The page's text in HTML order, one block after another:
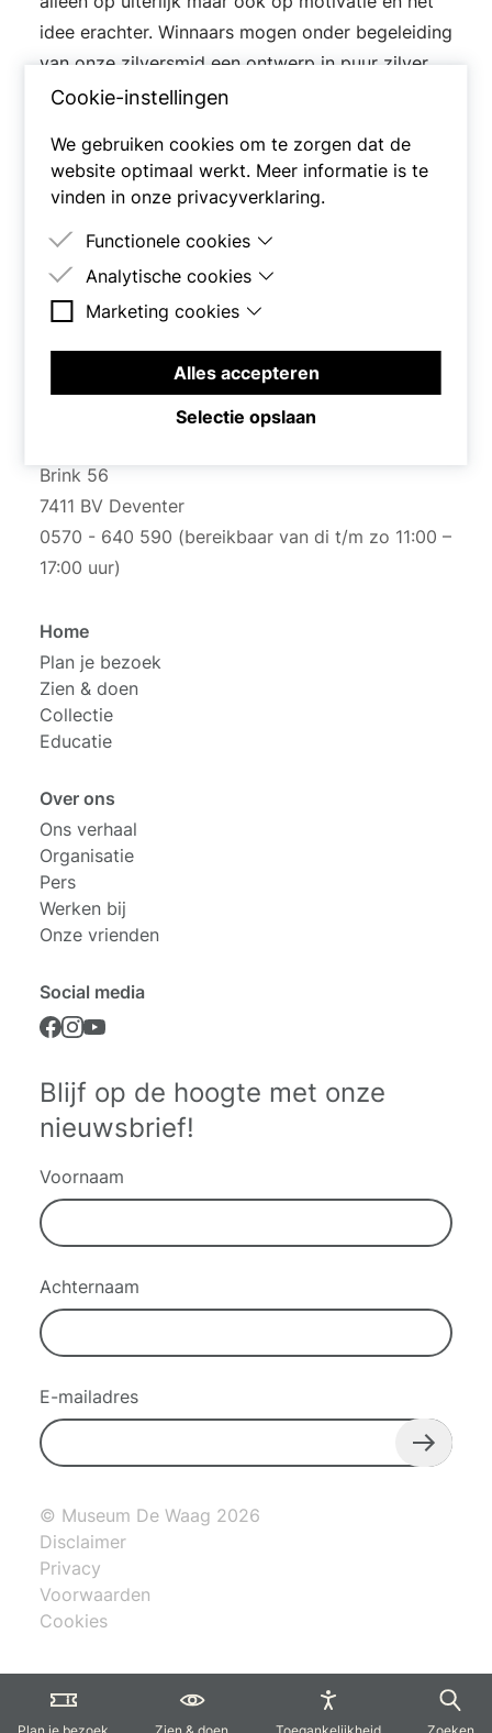
Cookie-instellingen
We gebruiken cookies om te zorgen dat de
website optimaal werkt. Meer informatie is te
vinden in onze privacyverklaring.
Functionele cookies
Deze cookies zijn nodig om de site goed te laten
Analytische cookies
Deze cookies worden gebruikt om het gedrag
Marketing cookies
Deze cookies worden gebruikt om een profiel
van bezoekers op te bouwen, bijvoorbeeld voor
het tonen van gerichte advertenties.
Alles accepteren
Selectie opslaan
idee erachter. Winnaars mogen onder begeleiding
van onze zilversmid een ontwerp in puur zilver
uitwerken. Hoe bijzonder!
Ontwerpformulier
Brink 56
7411 BV Deventer
0570 - 640 590 (bereikbaar van di t/m zo 11:00 –
17:00 uur)
Home
Plan je bezoek
Zien & doen
Collectie
Educatie
Over ons
Ons verhaal
Organisatie
Pers
Werken bij
Onze vrienden
Social media
Blijf op de hoogte met onze
nieuwsbrief!
Voornaam
Achternaam
E-mailadres
© Museum De Waag 2026
Disclaimer
Privacy
Voorwaarden
Cookies